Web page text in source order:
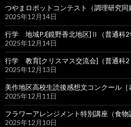
つやまロボットコンテスト（調理研究同
2025年12月14日
行学 地域PJ[鏡野香北地区]Ⅱ（普通科2
2025年12月14日
行学 教育[クリスマス交流会]（普通科2
2025年12月13日
美作地区高校生読後感想文コンクール［
2025年12月11日
フラワーアレンジメント特別講座（食物
2025年12月10日